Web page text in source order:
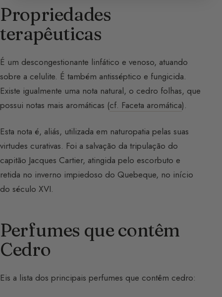
Propriedades
terapêuticas
É um descongestionante linfático e venoso, atuando
sobre a celulite. É também antisséptico e fungicida.
Existe igualmente uma nota natural, o cedro folhas, que
possui notas mais aromáticas (cf. Faceta aromática).
Esta nota é, aliás, utilizada em naturopatia pelas suas
virtudes curativas. Foi a salvação da tripulação do
capitão Jacques Cartier, atingida pelo escorbuto e
retida no inverno impiedoso do Quebeque, no início
do século XVI.
Perfumes que contêm
Cedro
Eis a lista dos principais perfumes que contêm cedro: